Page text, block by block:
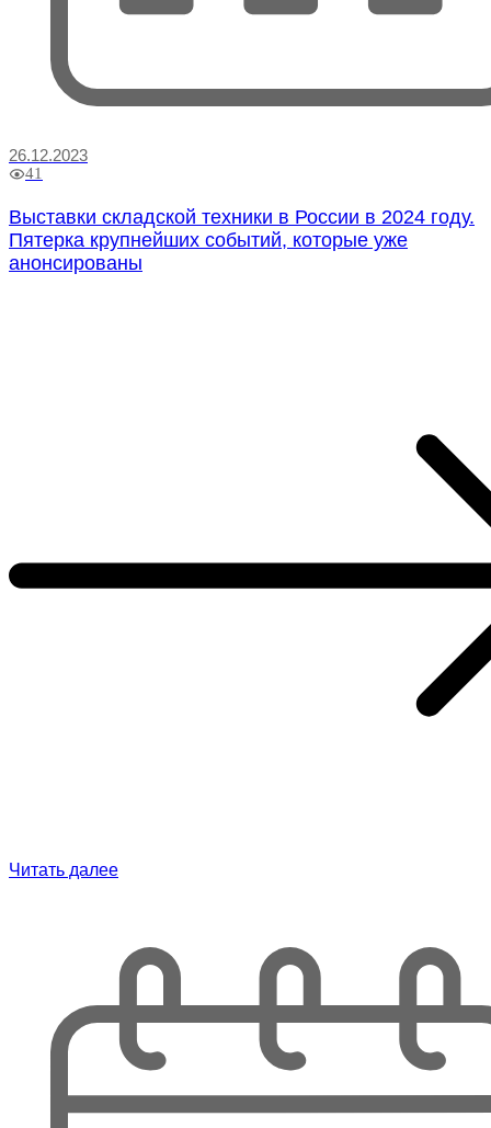
26.12.2023
41
Выставки складской техники в России в 2024 году.
Пятерка крупнейших событий, которые уже
анонсированы
Читать далее